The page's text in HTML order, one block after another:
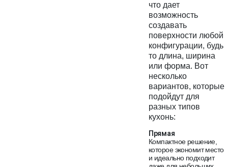
что дает
возможность
создавать
поверхности любой
конфигурации, будь
то длина, ширина
или форма. Вот
несколько
вариантов, которые
подойдут для
разных типов
кухонь:
Прямая
Компактное решение,
которое экономит место
и идеально подходит